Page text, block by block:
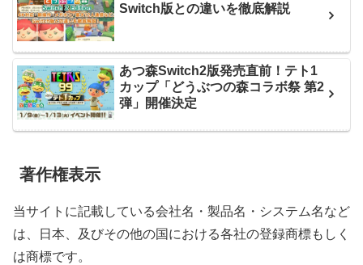
Switch版との違いを徹底解説
あつ森Switch2版発売直前！テト1
カップ「どうぶつの森コラボ祭 第2
弾」開催決定
著作権表示
当サイトに記載している会社名・製品名・システム名など
は、日本、及びその他の国における各社の登録商標もしく
は商標です。